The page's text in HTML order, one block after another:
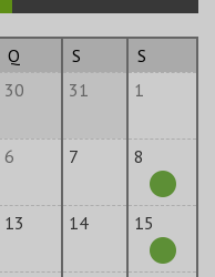
Q S
S
30 31 1
6 7 8
13 14 15